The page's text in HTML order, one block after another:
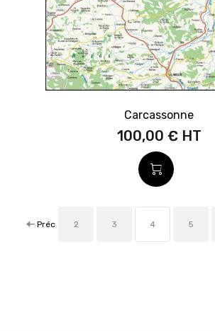
Carcassonne
100,00 €
Préc 2 3 4 5